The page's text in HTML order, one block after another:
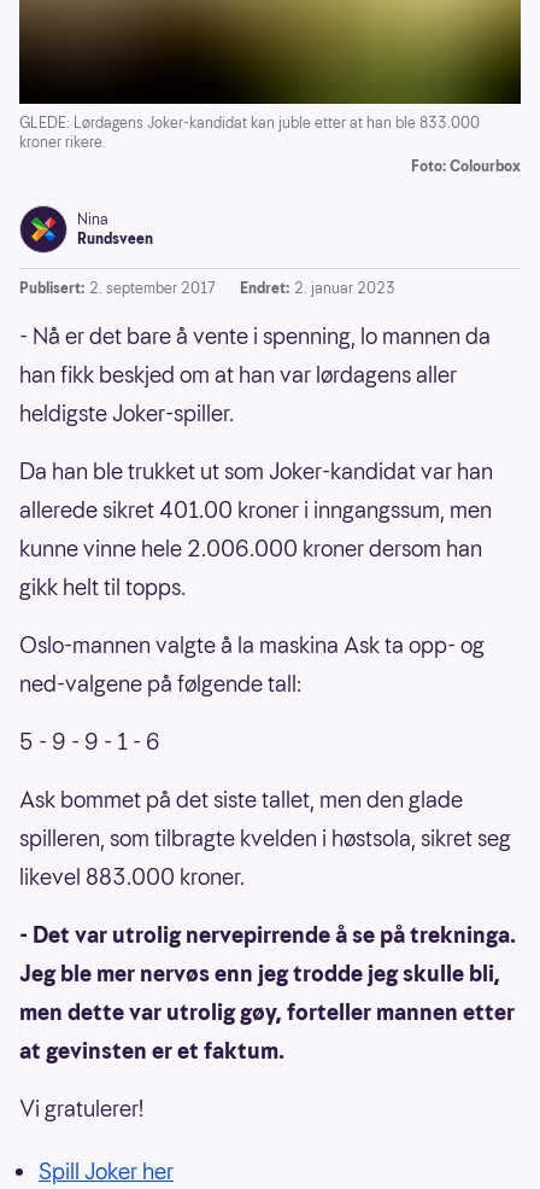
GLEDE: Lørdagens Joker-kandidat kan juble etter at han ble 833.000
kroner rikere.
Foto: Colourbox
Nina
Rundsveen
Publisert: 2. september 2017 Endret: 2. januar 2023
- Nå er det bare å vente i spenning, lo mannen da
han fikk beskjed om at han var lørdagens aller
heldigste Joker-spiller.
Da han ble trukket ut som Joker-kandidat var han
allerede sikret 401.00 kroner i inngangssum, men
kunne vinne hele 2.006.000 kroner dersom han
gikk helt til topps.
Oslo-mannen valgte å la maskina Ask ta opp- og
ned-valgene på følgende tall:
5 - 9 - 9 - 1 - 6
Ask bommet på det siste tallet, men den glade
spilleren, som tilbragte kvelden i høstsola, sikret seg
likevel 883.000 kroner.
- Det var utrolig nervepirrende å se på trekninga.
Jeg ble mer nervøs enn jeg trodde jeg skulle bli,
men dette var utrolig gøy, forteller mannen etter
at gevinsten er et faktum.
Vi gratulerer!
Spill Joker her